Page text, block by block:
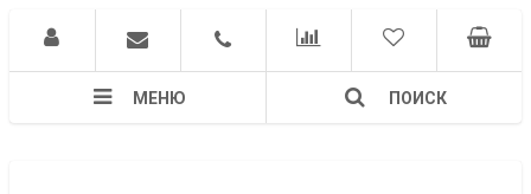
МЕНЮ ПОИСК